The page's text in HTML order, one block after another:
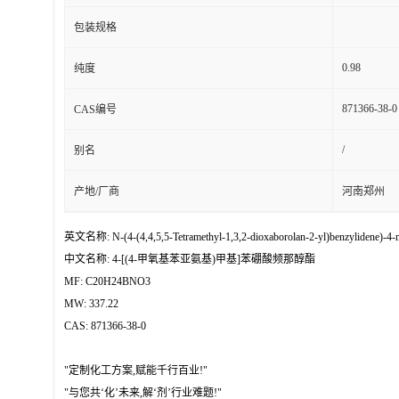
包装规格
纯度 0.98
CAS编号 871366-38-0
别名 /
产地/厂商 河南郑州
英文名称: N-(4-(4,4,5,5-Tetramethyl-1,3,2-dioxaborolan-2-yl)benzylidene)-4-
中文名称: 4-[(4-甲氧基苯亚氨基)甲基]苯硼酸频那醇酯
MF: C20H24BNO3
MW: 337.22
CAS: 871366-38-0
"定制化工方案,赋能千行百业!"
"与您共‘化’未来,解‘剂’行业难题!"